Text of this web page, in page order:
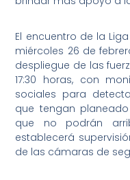
El encuentro de la
miércoles 26 de
despliegue de las
17:30 horas, con
sociales para
que tengan
que no podrán
establecerá
de las cámaras de